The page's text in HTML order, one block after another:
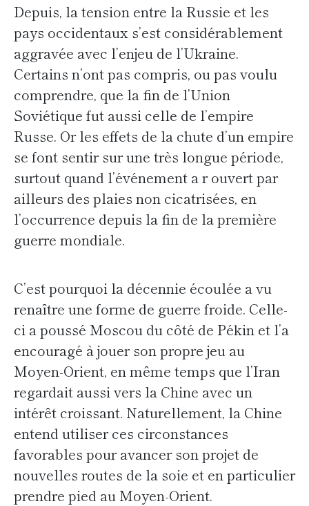
Depuis, la tension entre la Russie et les
pays occidentaux s’est considérablement
aggravée avec l’enjeu de l’Ukraine.
Certains n’ont pas compris, ou pas voulu
comprendre, que la fin de l’Union
Soviétique fut aussi celle de l’empire
Russe. Or les effets de la chute d’un empire
se font sentir sur une très longue période,
surtout quand l’événement a r ouvert par
ailleurs des plaies non cicatrisées, en
l’occurrence depuis la fin de la première
guerre mondiale.
C’est pourquoi la décennie écoulée a vu
renaître une forme de guerre froide. Celle-
ci a poussé Moscou du côté de Pékin et l’a
encouragé à jouer son propre jeu au
Moyen-Orient, en même temps que l’Iran
regardait aussi vers la Chine avec un
intérêt croissant. Naturellement, la Chine
entend utiliser ces circonstances
favorables pour avancer son projet de
nouvelles routes de la soie et en particulier
prendre pied au Moyen-Orient.